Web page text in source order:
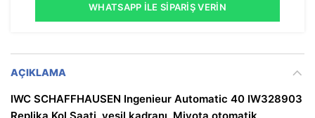
WHATSAPP İLE SIPARIŞ VERIN
AÇIKLAMA
IWC SCHAFFHAUSEN Ingenieur Automatic 40 IW328903